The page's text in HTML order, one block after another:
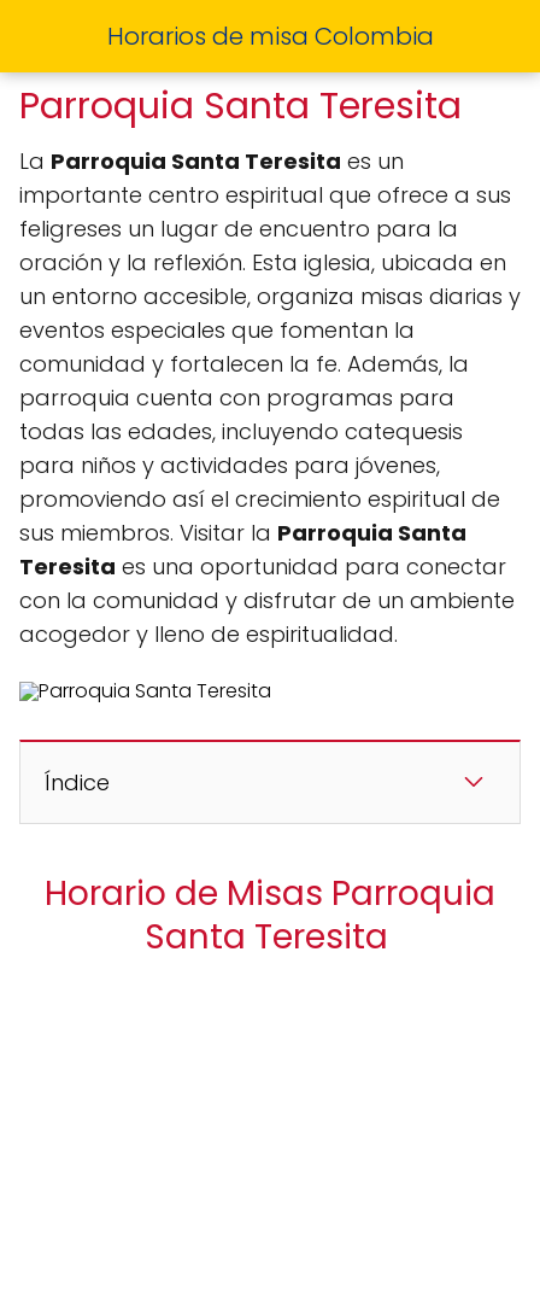
Horarios de misa Colombia
Parroquia Santa Teresita
La Parroquia Santa Teresita es un
importante centro espiritual que ofrece a sus
feligreses un lugar de encuentro para la
oración y la reflexión. Esta iglesia, ubicada en
un entorno accesible, organiza misas diarias y
eventos especiales que fomentan la
comunidad y fortalecen la fe. Además, la
parroquia cuenta con programas para
todas las edades, incluyendo catequesis
para niños y actividades para jóvenes,
promoviendo así el crecimiento espiritual de
sus miembros. Visitar la Parroquia Santa
Teresita es una oportunidad para conectar
con la comunidad y disfrutar de un ambiente
acogedor y lleno de espiritualidad.
Índice
Horario de Misas Parroquia
Santa Teresita